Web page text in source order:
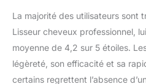
il
La majorité des utilisateurs sont
Lisseur cheveux professionnel,
moyenne de 4,2 sur 5 étoiles.
légèreté, son efficacité et sa
certains regrettent l’absence